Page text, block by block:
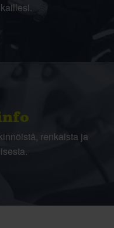
renkaista ja